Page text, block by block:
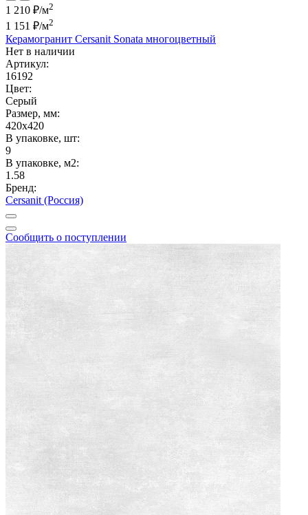
1 210 ₽/м2
1 151 ₽/м2
Керамогранит Cersanit Sonata многоцветный
Нет в наличии
Артикул:
16192
Цвет:
Серый
Размер, мм:
420x420
В упаковке, шт:
9
В упаковке, м2:
1.58
Бренд:
Cersanit (Россия)
Сообщить о поступлении